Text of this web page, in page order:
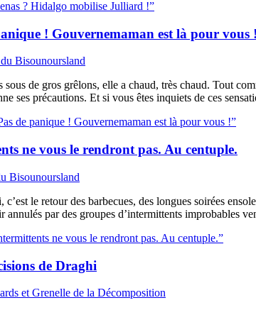
? Hidalgo mobilise Julliard !”
! Gouvernemaman est là pour vous !
Bisounoursland
sous de gros grêlons, elle a chaud, très chaud. Tout
ses précautions. Et si vous êtes inquiets de ces
de panique ! Gouvernemaman est là pour vous !”
ne vous le rendront pas. Au centuple.
Bisounoursland
c’est le retour des barbecues, des longues soirées
annulés par des groupes d’intermittents improbables
ne vous le rendront pas. Au centuple.”
de Draghi
et Grenelle de la Décomposition